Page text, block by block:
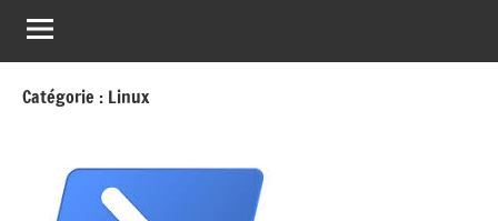
Catégorie : Linux